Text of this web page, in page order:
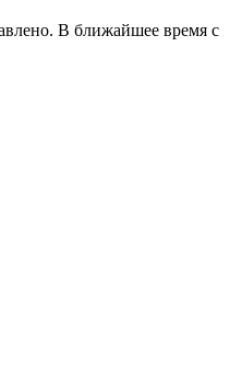
В ближайшее время с